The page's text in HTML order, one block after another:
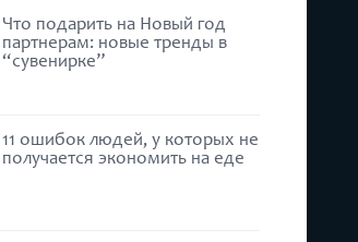
Что подарить на Новый год
партнерам: новые тренды в
“сувенирке”
11 ошибок людей, у которых не
получается экономить на еде